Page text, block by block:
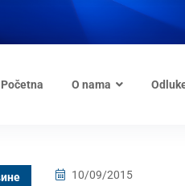
Početna O nama
10/09/2015